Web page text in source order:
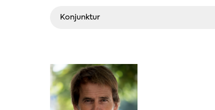
Konjunktur